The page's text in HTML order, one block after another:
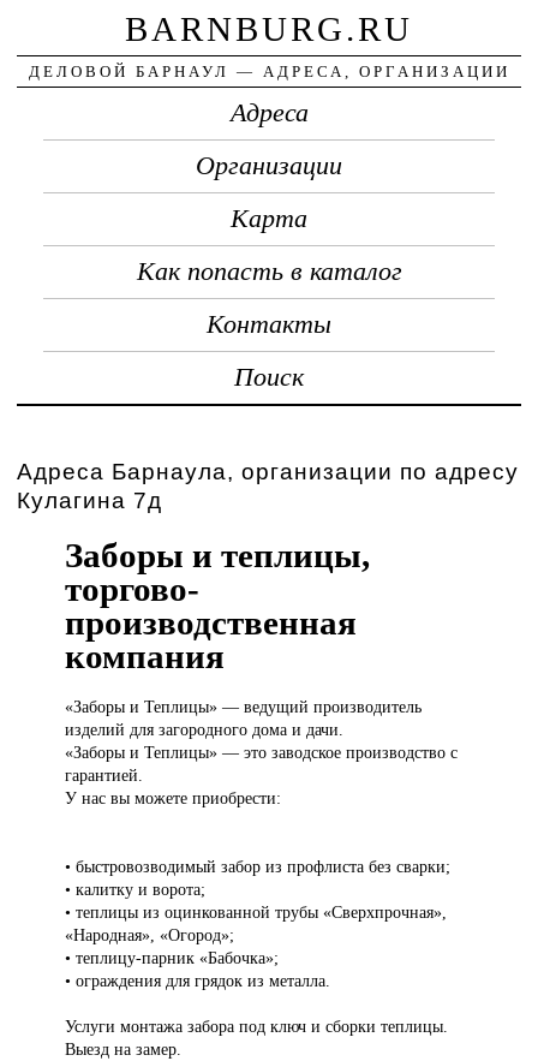
BARNBURG.RU
ДЕЛОВОЙ БАРНАУЛ — АДРЕСА, ОРГАНИЗАЦИИ
Адреса
Организации
Карта
Как попасть в каталог
Контакты
Поиск
Адреса Барнаула, организации по адресу
Кулагина 7д
Заборы и теплицы,
торгово-
производственная
компания
«Заборы иТеплицы» — ведущий производитель
изделий для загородного дома и дачи.
«Заборы и Теплицы» — это заводское производство с
гарантией.
У нас вы можете приобрести:
• быстровозводимый забор из профлиста без сварки;
• калитку и ворота;
• теплицы из оцинкованной трубы «Сверхпрочная»,
«Народная», «Огород»;
• теплицу-парник «Бабочка»;
• ограждения для грядок из металла.
Услуги монтажа забора под ключ и сборки теплицы.
Выезд на замер.